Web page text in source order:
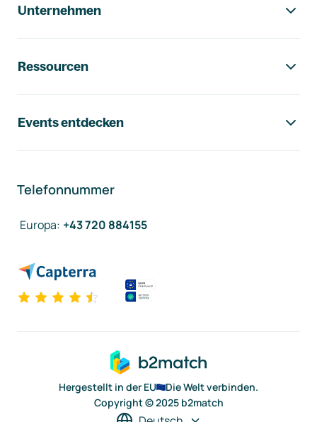
Unternehmen
Ressourcen
Events entdecken
Telefonnummer
Europa: +43 720 884155
Hergestellt in der EU
Die Welt verbinden.
Copyright © 2025 b2match